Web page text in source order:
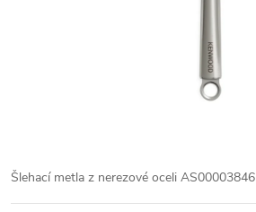
Šlehací metla z nerezové oceli AS00003846